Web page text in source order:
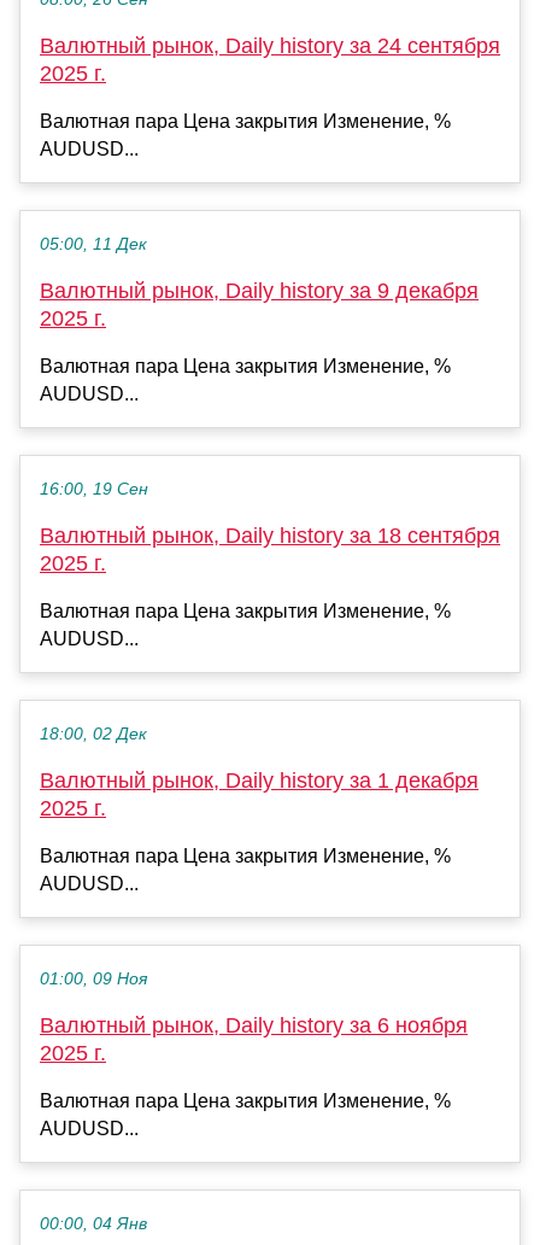
Валютный рынок, Daily history за 24 сентября
2025 г.
Валютная пара Цена закрытия Изменение, %
AUDUSD...
05:00, 11 Дек
Валютный рынок, Daily history за 9 декабря
2025 г.
Валютная пара Цена закрытия Изменение, %
AUDUSD...
16:00, 19 Сен
Валютный рынок, Daily history за 18 сентября
2025 г.
Валютная пара Цена закрытия Изменение, %
AUDUSD...
18:00, 02 Дек
Валютный рынок, Daily history за 1 декабря
2025 г.
Валютная пара Цена закрытия Изменение, %
AUDUSD...
01:00, 09 Ноя
Валютный рынок, Daily history за 6 ноября
2025 г.
Валютная пара Цена закрытия Изменение, %
AUDUSD...
00:00, 04 Янв